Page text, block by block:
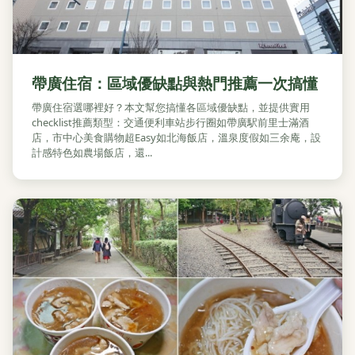
帶廣住宿：區域優缺點與熱門推薦一次搞懂
帶廣住宿選哪裡好？本文幫您搞懂各區域優缺點，並提供實用
checklist推薦類型：交通便利車站步行圈如帶廣駅前里士滿酒
店，市中心美食購物超Easy如北海飯店，溫泉度假如三余庵，設
計感特色如農場飯店，還...